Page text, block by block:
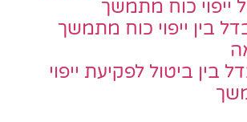
ייפוי כוח מתמשך
בין ייפוי כוח מתמשך
בין ביטול לפקיעת ייפוי